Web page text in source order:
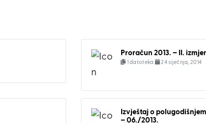
Proračun 2013. – II.
1 datoteka 24 siječnja, 2014
Izvještaj o
– 06./2013.